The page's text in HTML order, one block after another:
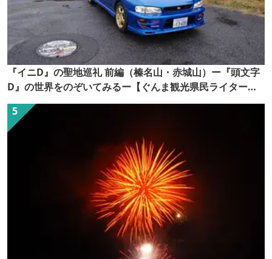
『イニD』の聖地巡礼 前編（榛名山・赤城山）ー『頭文字
D』の世界をのぞいてみるー【ぐんま観光県民ライター
（ぐん記者）】